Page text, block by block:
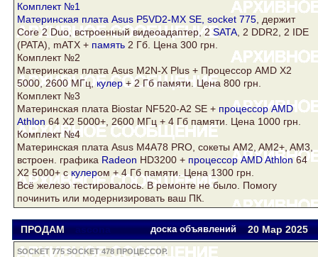
Комплект №1
Материнская плата Asus P5VD2-MX SE, socket 775 , держит
Core 2 Duo, встроенный видеоадаптер, 2SATA , 2 DDR2 , 2 IDE
(PATA), mATX + память 2 Гб. Цена 300 грн.
Комплект №2
Материнская плата Asus M2N-X Plus + Процессор AMD X2
5000, 2600 МГц,кулер+ 2 Гб памяти. Цена 800 грн.
Комплект №3
Материнская плата Biostar NF520-A2 SE + процессор AMD
Athlon 64 Х2 5000+, 2600 МГц + 4 Гб памяти. Цена 1000 грн.
Комплект №4
Материнская плата Asus M4A78 PRO, сокеты AM2, AM2+, AM3,
встроен. графика Radeon HD3200 + процессор AMD Athlon64
Х2 5000+ скулером + 4 Гб памяти. Цена 1300 грн.
Всё железо тестировалось. В ремонте не было. Помогу
починить или модернизировать ваш ПК.
ПРОДАМ ascona доска объявлений 20 Мар2025
SOCKET 775 SOCKET 478 ПРОЦЕССОР.